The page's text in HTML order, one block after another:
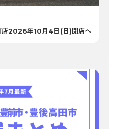
店2026年10月4日(日)閉店へ